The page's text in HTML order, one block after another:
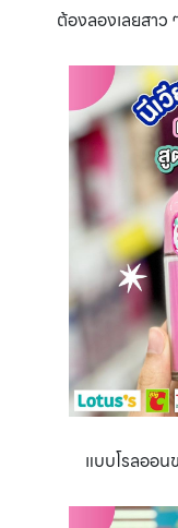
ต้องลองเลยสา
แบบโรลออ